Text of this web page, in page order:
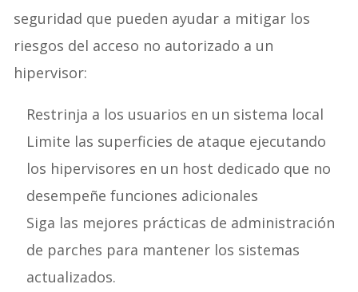
seguridad que pueden ayudar a mitigar los
riesgos del acceso no autorizado a un
hipervisor:
Restrinja a los usuarios en un sistema local
Limite las superficies de ataque ejecutando
los hipervisores en un host dedicado que no
desempeñe funciones adicionales
Siga las mejores prácticas de administración
de parches para mantener los sistemas
actualizados.